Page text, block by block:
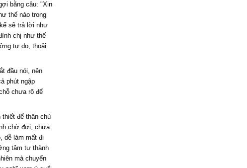
bằng câu: "Xin
thế nào trong
sẽ trả lời như
chị như thế
tự do, thoải
đầu nói, nên
phút ngập
chưa rõ để
để thân chủ
chờ đợi, chưa
dễ làm mất đi
tâm tư thành
mà chuyển